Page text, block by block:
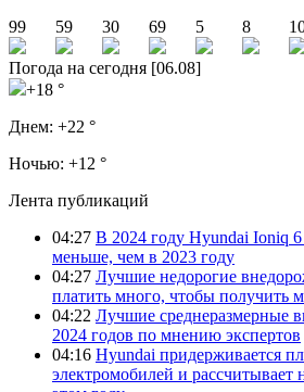
99
59 30 69 5 8
Погода на сегодня [06.08]
+18 °
Днем: +22 °
Ночью: +12 °
Лента публикаций
04:27 В 2024 году Hyundai Ioniq 6
меньше, чем в 2023 году
04:27 Лучшие недорогие
платить много, чтобы получить
04:22 Лучшие среднеразмерные
2024 годов по мнению экспертов
04:16 Hyundai придерживается
электромобилей и рассчитывает